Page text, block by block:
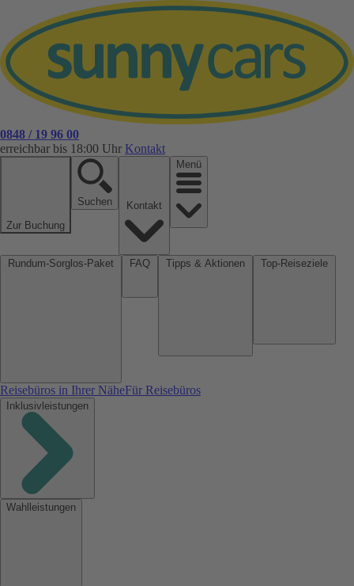
0848 / 19 96 00
erreichbar bis 18:00 Uhr Kontakt
Zur Buchung
Suchen
Menü
Reisebüros in Ihrer NäheFür Reisebüros
Inklusivleistungen
Wahlleistungen